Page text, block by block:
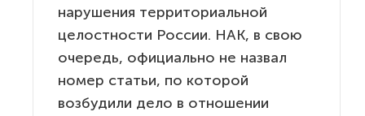
нарушения территориальной
целостности России. НАК, в свою
очередь, официально не назвал
номер статьи, по которой
возбудили дело в отношении